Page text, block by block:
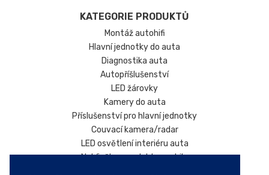
uvedený obrázek je v některých případech
KATEGORIE PRODUKTŮ
Montáž autohifi
Hlavní jednotky do auta
Diagnostika auta
Autopříšlušenství
LED žárovky
Kamery do auta
Příslušenství pro hlavní jednotky
Couvací kamera/radar
LED osvětlení interiéru auta
Nabíječky pro elektromobily